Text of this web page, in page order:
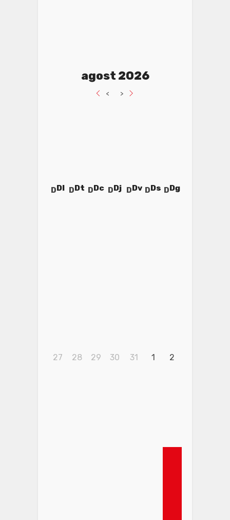
<
agost 2026
>
Dl Dt Dc Dj Dv Ds Dg
27 28 29 30 31 1 2